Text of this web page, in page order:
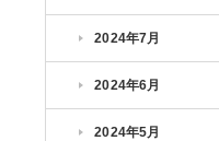
2024年7月
2024年6月
2024年5月